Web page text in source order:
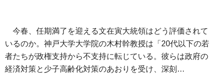
今春、任期満了を迎える文在寅大統領はどう評価されて
いるのか。神戸大学大学院の木村幹教授は「20代以下の若
者たちが政権支持から不支持に転じている。彼らは政府の
経済対策と少子高齢化対策のあおりを受け、深刻…